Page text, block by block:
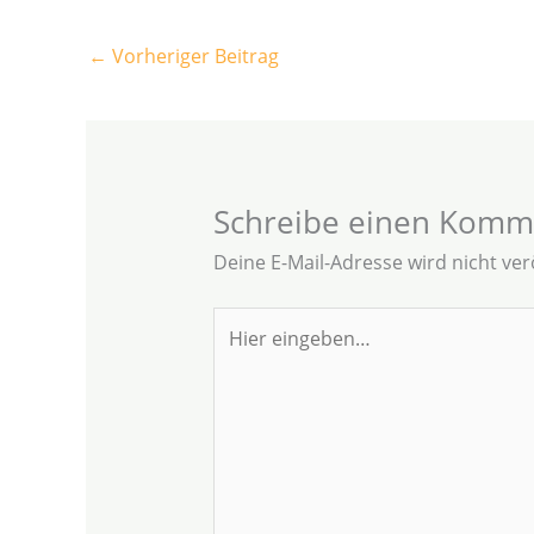
← Vorheriger Beitrag
Schreibe einen
Deine E-Mail-Adresse wird nicht
eingeben…